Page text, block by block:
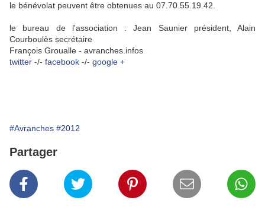
le bénévolat peuvent être obtenues au 07.70.55.19.42.
le bureau de l'association : Jean Saunier président, Alain
Courboulès secrétaire
François Groualle - avranches.infos
twitter -/- facebook -/- google +
#Avranches #2012
Partager